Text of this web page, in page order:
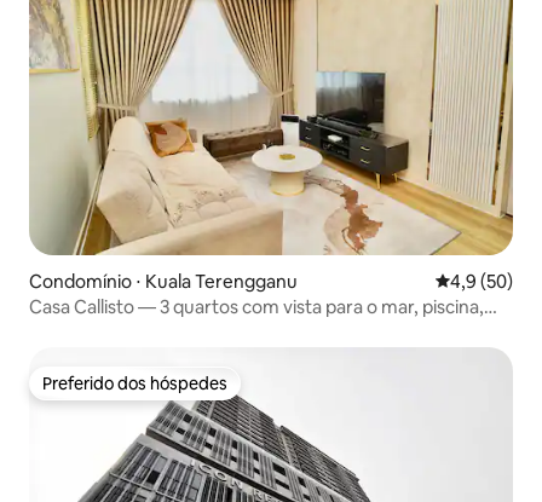
Condomínio ⋅ Kuala Terengganu 4,9 de uma
4,9 (50)
Casa Callisto — 3 quartos com vista para o mar, piscina,
Preferido dos hóspedes
Preferido dos hóspedes